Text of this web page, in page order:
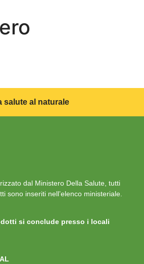
salute al naturale
dal Ministero Della Salute, tutti
sono inseriti nell’elenco ministeriale.
si conclude presso i locali